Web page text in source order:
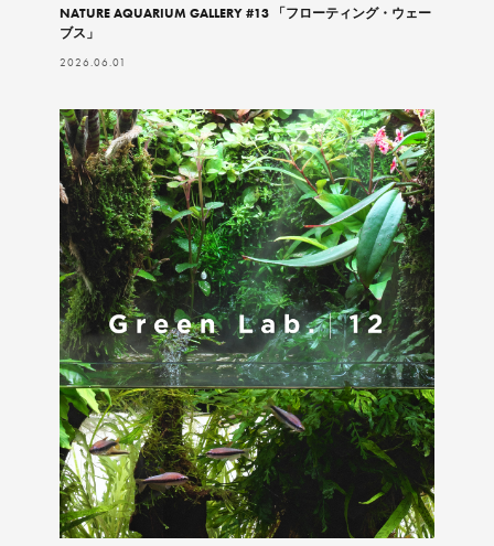
NATURE AQUARIUM GALLERY #13 「フローティング・ウェー
ブス」
2026.06.01